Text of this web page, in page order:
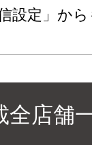
設定」か
全店舗